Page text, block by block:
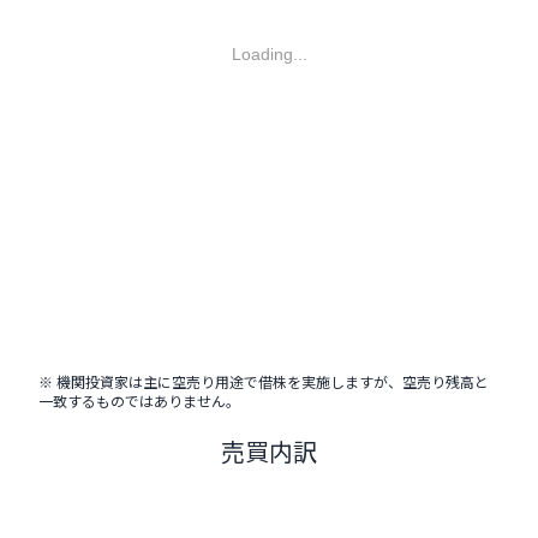
Loading...
※ 機関投資家は主に空売り用途で借株を実施しますが、空売り残高と
一致するものではありません。
売買内訳